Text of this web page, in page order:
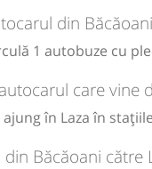
Cumpărăbilet
01/2026
din
1 autobuze cu
care vine
în Laza în stațiile
Băcăoani către